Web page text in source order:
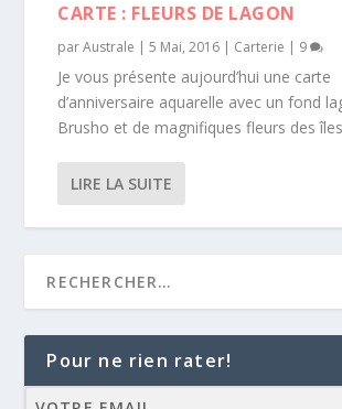
CARTE : FLEURS DE LAGON
parAustrale |5 Mai, 2016 | Carterie | 9
Je vous présente aujourd’hui une carte
d’anniversaire aquarelle avec un fond
Brusho et de magnifiques fleurs des
LIRE LA SUITE
Pour ne rien rater!